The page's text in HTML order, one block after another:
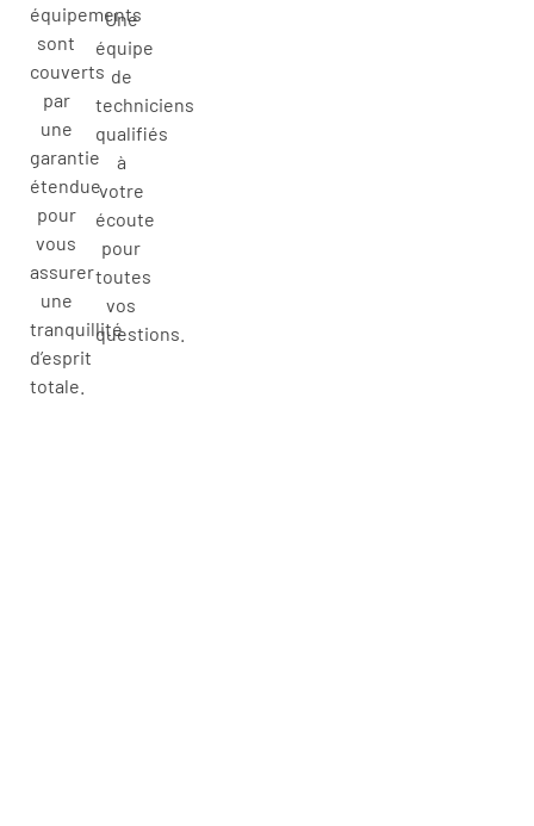
équipements
sont
couverts
par
une
garantie
étendue
pour
vous
assurer
une
tranquillité
d’esprit
totale.
Une
équipe
de
techniciens
qualifiés
à
votre
écoute
pour
toutes
vos
questions.